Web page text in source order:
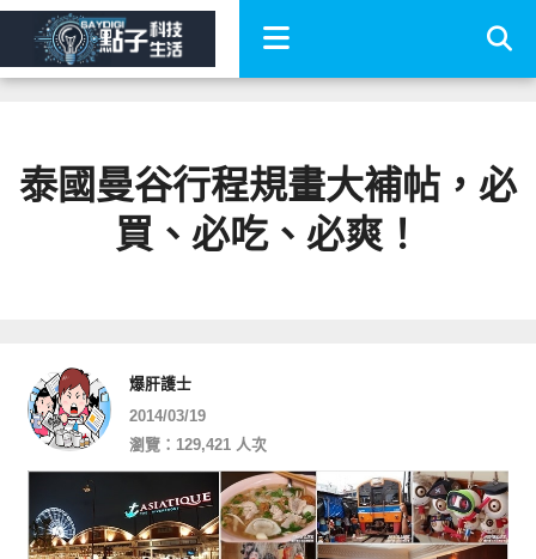
泰國曼谷行程規畫大補帖，必
買、必吃、必爽！
爆肝護士
2014/03/19
瀏覽：129,421 人次